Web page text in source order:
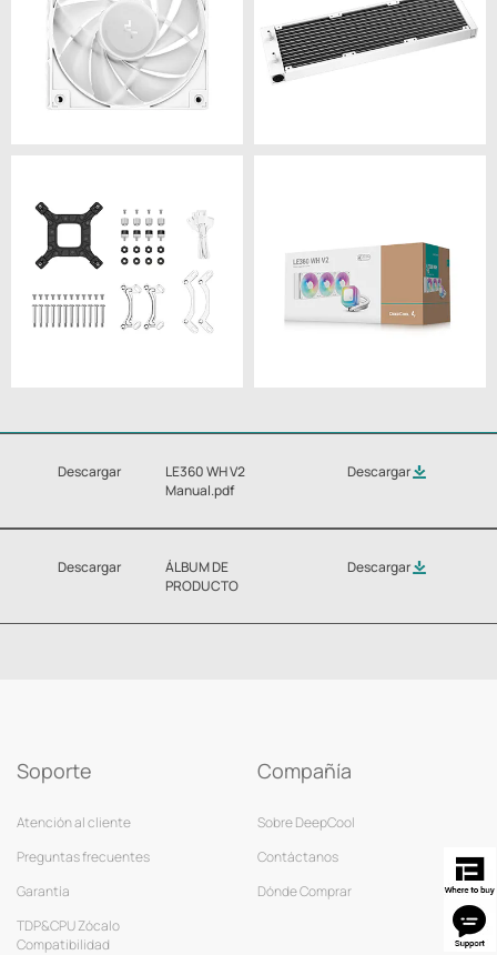
Descargar
LE360 WH V2
Manual.pdf
Descargar
Descargar
ÁLBUM DE
PRODUCTO
Descargar
Soporte
Atención al cliente
Preguntas frecuentes
Garantía
TDP&CPU Zócalo
Compatibilidad
Compañía
Sobre DeepCool
Contáctanos
Dónde Comprar